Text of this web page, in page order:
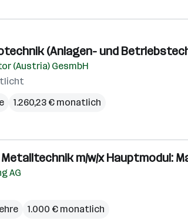
(Anlagen- und
(Austria) GesmbH
1.260,23 € monatlich
m/w/x Hauptmodul:
AG
1.000 € monatlich